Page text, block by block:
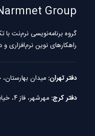
Group
راهکارهای نوین نرم‌افزاری
دفتر تهران: میدان
دفتر کرج: مهرشهر، فاز ۴، خیابان ۵۰۷ شرقی، پلاک ۳۶